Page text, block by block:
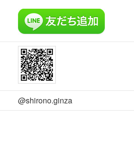
@shirono.ginza